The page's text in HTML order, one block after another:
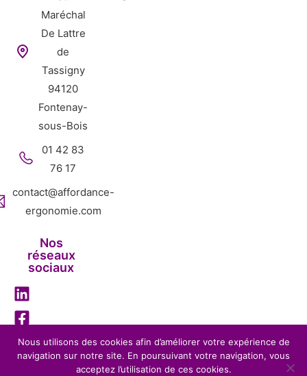
Maréchal
De Lattre
de
Tassigny
94120
Fontenay-
sous-Bois
01 42 83
76 17
contact@affordance-
ergonomie.com
Nos
réseaux
sociaux
Mentions légalesPolitique de confidentialité
Nous utilisons des cookies afin d’améliorer votre expérience de
navigation sur notre site. En poursuivant votre navigation, vous
acceptez l’utilisation de ces cookies.